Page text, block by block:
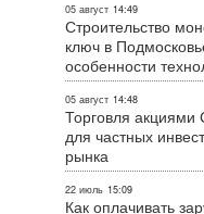
05 август 14:49
Строительство
ключ в
особенности
05 август 14:48
Торговля
для частных
рынка
22 июль 15:09
Как оплачивать